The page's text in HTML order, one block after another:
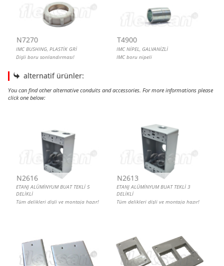
N7270
IMC BUSHING, PLASTİK GRİ
Dişli boru sonlandırması!
T4900
IMC NİPEL, GALVANİZLİ
IMC boru nipeli
alternatif ürünler:
You can find other alternative conduits and accessories. For more informations please
click one below:
N2616
ETANJ ALÜMİNYUM BUAT TEKLİ 5
DELİKLİ
Tüm delikleri dişli ve montaja hazır!
N2613
ETANJ ALÜMİNYUM BUAT TEKLİ 3
DELİKLİ
Tüm delikleri dişli ve montaja hazır!